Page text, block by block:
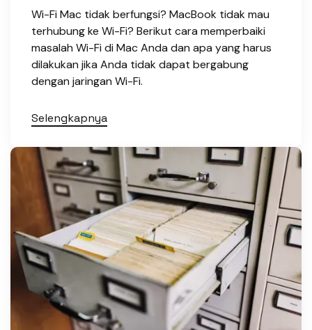
Wi-Fi Mac tidak berfungsi? MacBook tidak mau
terhubung ke Wi-Fi? Berikut cara memperbaiki
masalah Wi-Fi di Mac Anda dan apa yang harus
dilakukan jika Anda tidak dapat bergabung
dengan jaringan Wi-Fi.
Selengkapnya